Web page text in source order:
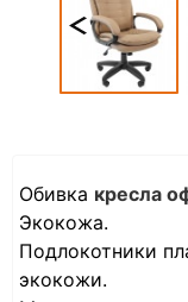
Обивка кресла
Экокожа.
Подлокотники
экокожи.